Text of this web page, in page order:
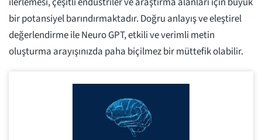
bir potansiyel barındırmaktadır. Doğru anlayış ve eleştirel
değerlendirme ile Neuro GPT, etkili ve verimli metin
oluşturma arayışınızda paha biçilmez bir müttefik olabilir.